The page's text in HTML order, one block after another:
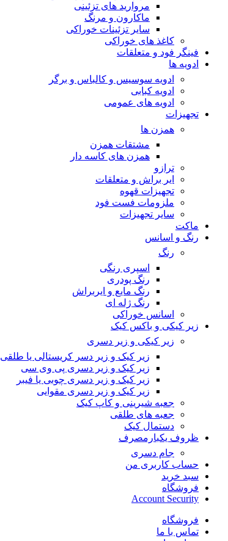
مروارید های تزئینی
ماکارون و مرنگ
سایر تزئینات خوراکی
کاغذ های خوراکی
فینگر فود و متعلقات
ادویه ها
ادویه سوسیس و کالباس و برگر
ادویه کبابی
ادویه های عمومی
تجهیزات
همزن ها
مشتقات همزن
همزن های کاسه دار
ترازو
ایر براش و متعلقات
تجهیزات قهوه
ملزومات فست فود
سایر تجهیزات
ماکت
رنگ و اسانس
رنگ
اسپری رنگی
رنگ پودری
رنگ مایع و ایربراش
رنگ ژله ای
اسانس خوراکی
زیر کیکی و باکس کیک
زیر کیکی و زیر دسری
زیر کیک و زیر دسر کریستالی یا طلقی
زیر کیک و زیر دسری پی وی سی
زیر کیک و زیر دسری چوبی یا فیبر
زیر کیک و زیر دسری مقوایی
جعبه شیرینی و کاپ کیک
جعبه های طلقی
دستمال کیک
ظروف یکبارمصرف
جام دسری
حساب کاربری من
سبد خرید
فروشگاه
Account Security
فروشگاه
تماس با ما